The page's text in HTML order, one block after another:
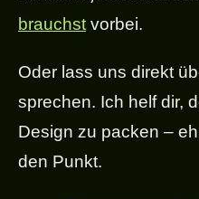
brauchst vorbei.
Oder lass uns direkt
sprechen. Ich helf dir,
Design zu packen –
den Punkt.